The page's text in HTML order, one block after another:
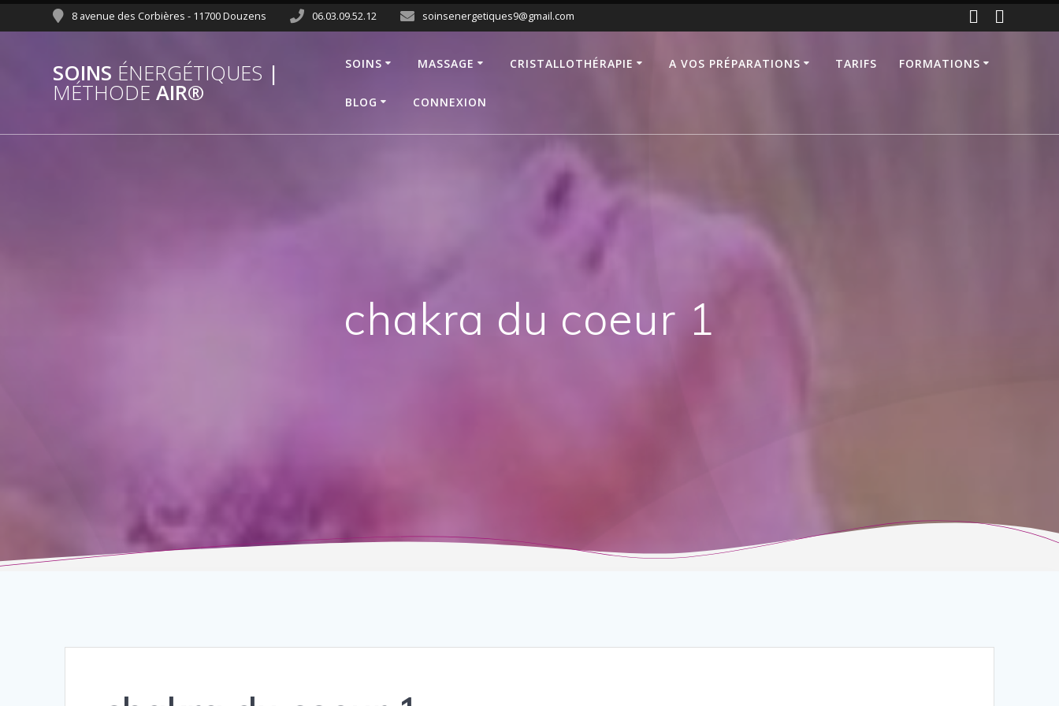
8 avenue des Corbières - 11700 Douzens 06.03.09.52.12 soinsenergetiques9@gmail.com
SOINS ÉNERGÉTIQUES |
MÉTHODE AIR®
SOINS MASSAGE CRISTALLOTHÉRAPIE A VOS PRÉPARATIONS TARIFS FORMATIONS
BLOG CONNEXION
chakra du coeur 1